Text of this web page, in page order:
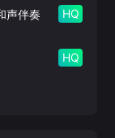
声伴奏 HQ
HQ